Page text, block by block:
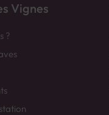
Vignes
?